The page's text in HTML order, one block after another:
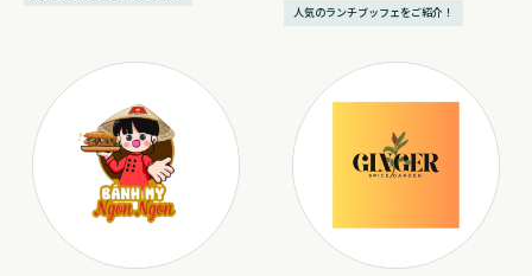
人気のランチブッフェをご紹介！